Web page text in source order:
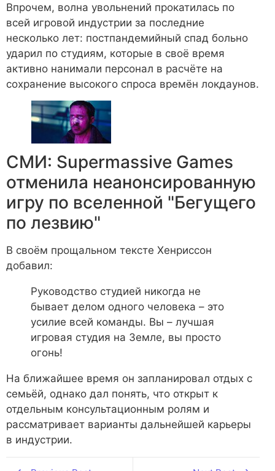
Впрочем, волна увольнений прокатилась по
всей игровой индустрии за последние
несколько лет: постпандемийный спад больно
ударил по студиям, которые в своё время
активно нанимали персонал в расчёте на
сохранение высокого спроса времён локдаунов.
СМИ: Supermassive Games
отменила неанонсированную
игру по вселенной "Бегущего
по лезвию"
В своём прощальном тексте Хенриссон
добавил:
Руководство студией никогда не
бывает делом одного человека – это
усилие всей команды. Вы – лучшая
игровая студия на Земле, вы просто
огонь!
На ближайшее время он запланировал отдых с
семьёй, однако дал понять, что открыт к
отдельным консультационным ролям и
рассматривает варианты дальнейшей карьеры
в индустрии.